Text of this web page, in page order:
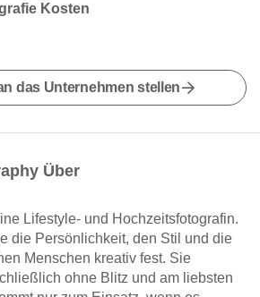
Kosten
das Unternehmen stellen
Über
Lifestyle- und Hochzeitsfotografin.
die Persönlichkeit, den Stil und die
Menschen kreativ fest. Sie
ohne Blitz und am liebsten